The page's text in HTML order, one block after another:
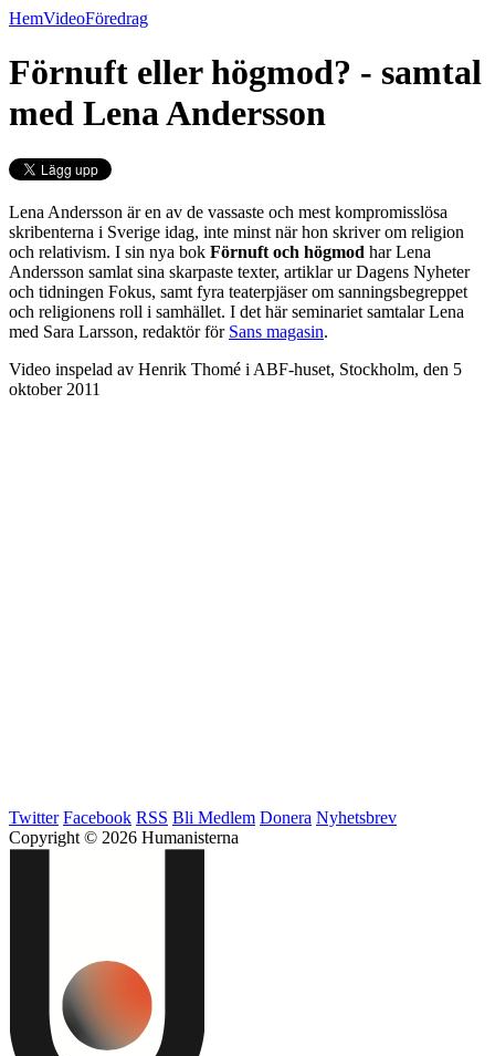
HemVideoFöredrag
Förnuft eller högmod? - samtal
med Lena Andersson
Lena Andersson är en av de vassaste och mest kompromisslösa
skribenterna i Sverige idag, inte minst när hon skriver om religion
och relativism. I sin nya bok Förnuft och högmod har Lena
Andersson samlat sina skarpaste texter, artiklar ur Dagens Nyheter
och tidningen Fokus, samt fyra teaterpjäser om sanningsbegreppet
och religionens roll i samhället. I det här seminariet samtalar Lena
med Sara Larsson, redaktör för Sans magasin.
Video inspelad av Henrik Thomé i ABF-huset, Stockholm, den 5
oktober 2011
Twitter Facebook RSS Bli Medlem Donera Nyhetsbrev
Copyright © 2026 Humanisterna